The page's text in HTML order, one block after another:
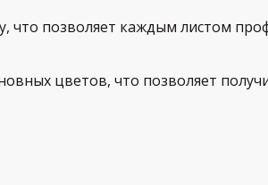
позволяет каждым листом
цветов, что позволяет